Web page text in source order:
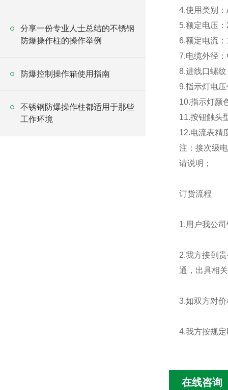
分享一份专业人士总结的不锈钢
防爆操作柱的操作举例
防爆控制操作箱使用指南
不锈钢防爆操作柱都适用于那些
工作环境
4.使用类别
5.额定电压
6.额定电流
7.电缆外径
8.进线口螺纹
9.指示灯电
10.指示灯颜
11.按钮触头
12.电流表精
注：接次级
请说明；
订货流程
1.用户我公
2.我方接到
通，出具相
3.如双方对
4.我方按规
在线咨询